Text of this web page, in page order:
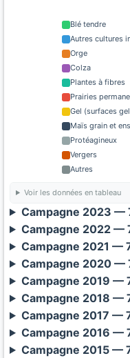
Blé tendre
Autres cultures
Orge
Colza
Plantes à fibres
Prairies
Gel (surfaces
Maïs grain et
Protéagineux
Vergers
Autres
Voir les données en tableau
Campagne 2023 —
Campagne 2022 —
Campagne 2021 —
Campagne 2020 —
Campagne 2019 —
Campagne 2018 —
Campagne 2017 —
Campagne 2016 —
Campagne 2015 —